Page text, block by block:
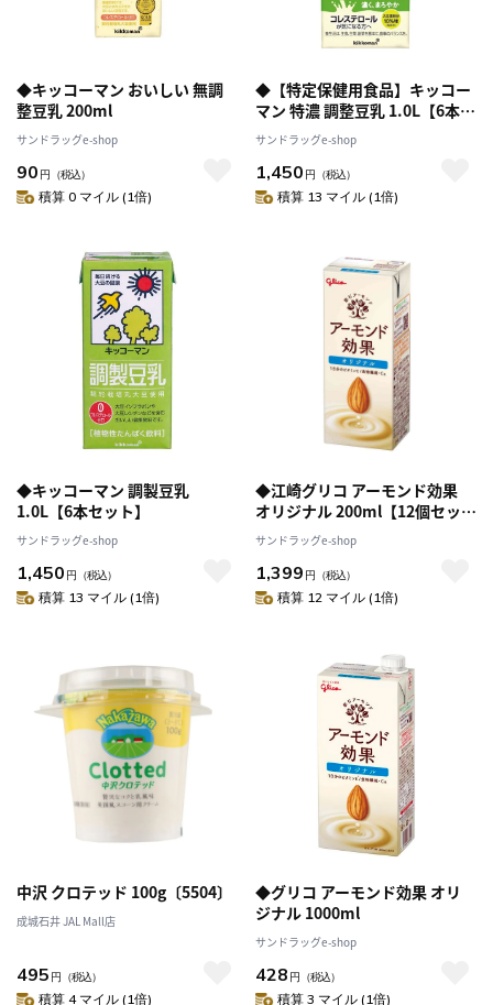
◆キッコーマン おいしい 無調
整豆乳 200ml
サンドラッグe-shop
90 円 （税込）
積算 0 マイル (1倍)
◆【特定保健用食品】キッコー
マン 特濃 調整豆乳 1.0L【6本セ
ット】
サンドラッグe-shop
1,450 円 （税込）
積算 13 マイル (1倍)
◆キッコーマン 調製豆乳
1.0L【6本セット】
サンドラッグe-shop
1,450 円 （税込）
積算 13 マイル (1倍)
◆江崎グリコ アーモンド効果
オリジナル 200ml【12個セッ
ト】
サンドラッグe-shop
1,399 円 （税込）
積算 12 マイル (1倍)
中沢 クロテッド 100g〔5504〕
成城石井 JAL Mall店
495 円 （税込）
積算 4 マイル (1倍)
◆グリコ アーモンド効果 オリ
ジナル 1000ml
サンドラッグe-shop
428 円 （税込）
積算 3 マイル (1倍)